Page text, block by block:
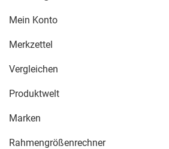
Mein Konto
Merkzettel
Vergleichen
Produktwelt
Marken
Rahmengrößenrechner